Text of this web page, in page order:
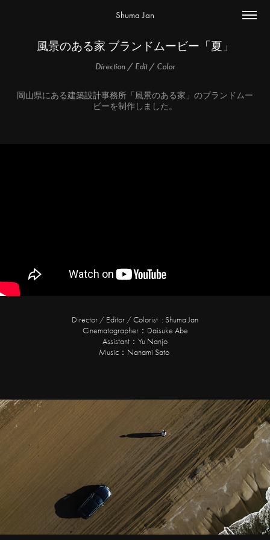
Shuma Jan
風景のある家 ブランドムービー「夏」
Direction / Edit / Color
岡山県にある建築設計事務所「風景のある家」のブランドムー
ビーを制作しました。
Director / Editor / Colorist : Shuma Jan
Cinematographer：Daisuke Abe
Assistant：Yu Nanjo
Music：Nanami Sato
with BMW 石川